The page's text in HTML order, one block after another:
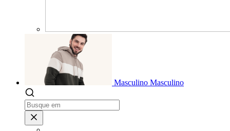
Masculino Masculino